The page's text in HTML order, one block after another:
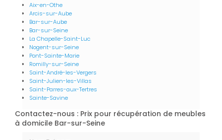
Aix-en-Othe
Arcis-sur-Aube
Bar-sur-Aube
Bar-sur-Seine
La Chapelle-Saint-Luc
Nogent-sur-Seine
Pont-Sainte-Marie
Romilly-sur-Seine
Saint-André-les-Vergers
Saint-Julien-les-Villas
Saint-Parres-aux-Tertres
Sainte-Savine
Contactez-nous : Prix pour récupération de meubles
à domicile Bar-sur-Seine